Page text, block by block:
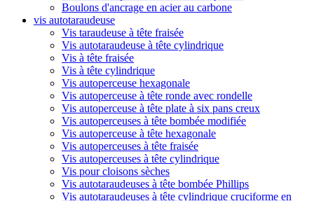
Boulons d'ancrage en acier au carbone
vis autotaraudeuse
Vis taraudeuse à tête fraisée
Vis autotaraudeuse à tête cylindrique
Vis à tête fraisée
Vis à tête cylindrique
Vis autoperceuse hexagonale
Vis autoperceuse à tête ronde avec rondelle
Vis autoperceuse à tête plate à six pans creux
Vis autoperceuses à tête bombée modifiée
Vis autoperceuse à tête hexagonale
Vis autoperceuses à tête fraisée
Vis autoperceuses à tête cylindrique
Vis pour cloisons sèches
Vis autotaraudeuses à tête bombée Phillips
Vis autotaraudeuses à tête cylindrique cruciforme en